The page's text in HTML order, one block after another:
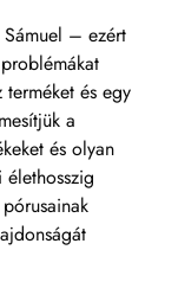
– ezért
és egy
a
és olyan